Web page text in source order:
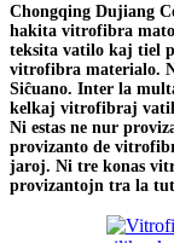
Chongqing Dujiang
hakita vitrofibra
teksita vatilo kaj tiel
vitrofibra materialo.
Siĉuano. Inter la
kelkaj vitrofibraj
Ni estas ne nur
provizanto de
jaroj. Ni tre konas
provizantojn tra la